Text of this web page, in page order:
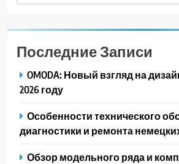
Последние Записи
OMODA: Новый взгляд на
2026 году
Особенности технического
диагностики и ремонта
Обзор модельного ряда и